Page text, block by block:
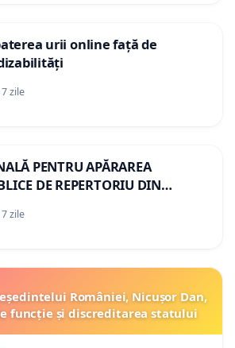
urii online față de
zile
PENTRU APĂRAREA
DE REPERTORIU DIN
zile
României, Nicușor Dan,
funcție și discreditarea statului